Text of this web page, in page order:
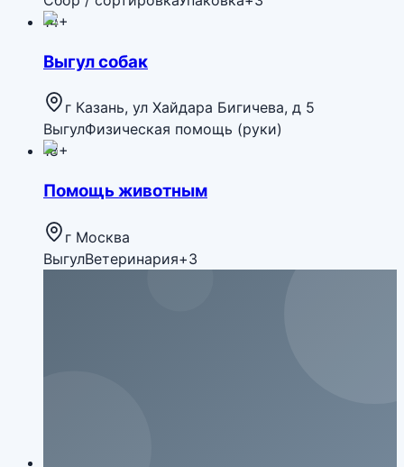
14+
Выгул собак
г Казань, ул Хайдара Бигичева, д 5
ВыгулФизическая помощь (руки)
18+
Помощь животным
г Москва
ВыгулВетеринария+3